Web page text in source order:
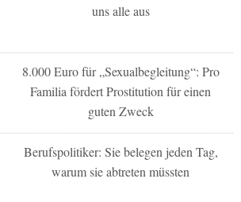
uns alle aus
8.000 Euro für „Sexualbegleitung“: Pro
Familia fördert Prostitution für einen
guten Zweck
Berufspolitiker: Sie belegen jeden Tag,
warum sie abtreten müssten